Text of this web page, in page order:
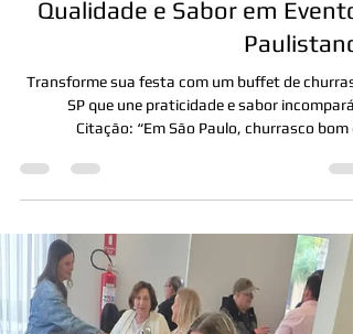
13 de ago. de
Buffet de Churrasco
Qualidade e Sabor em
Transforme sua festa com um buffet de
SP que une praticidade e sabor
Citação: “Em São Paulo, churrasco bom